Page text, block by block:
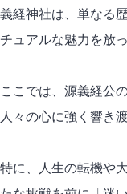
義経神社は、単なる
チュアルな魅力を放
ここでは、源義経公
人々の心に強く響き
特に、人生の転機や